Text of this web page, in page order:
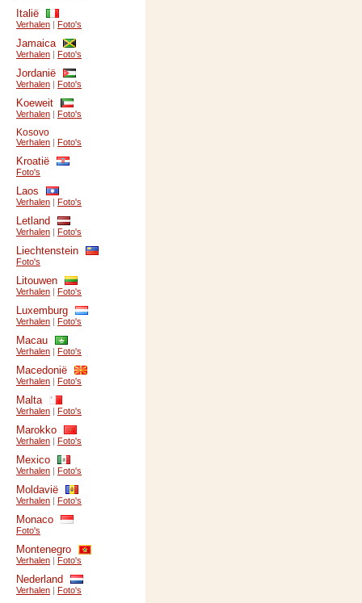
Italië
Verhalen | Foto's
Jamaica
Verhalen | Foto's
Jordanië
Verhalen | Foto's
Koeweit
Verhalen | Foto's
Kosovo
Verhalen | Foto's
Kroatië
Foto's
Laos
Verhalen | Foto's
Letland
Verhalen | Foto's
Liechtenstein
Foto's
Litouwen
Verhalen | Foto's
Luxemburg
Verhalen | Foto's
Macau
Verhalen | Foto's
Macedonië
Verhalen | Foto's
Malta
Verhalen | Foto's
Marokko
Verhalen | Foto's
Mexico
Verhalen | Foto's
Moldavië
Verhalen | Foto's
Monaco
Foto's
Montenegro
Verhalen | Foto's
Nederland
Verhalen | Foto's